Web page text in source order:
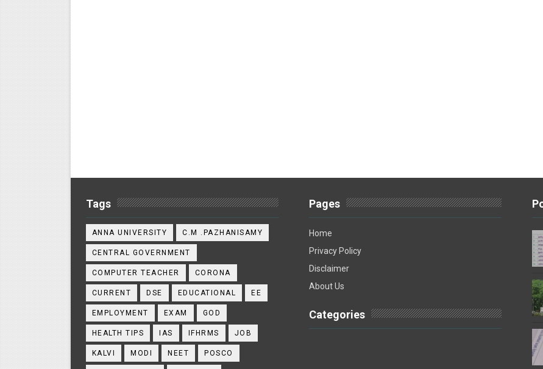
Tags
ANNA UNIVERSITY C.M .PAZHANISAMY
CENTRAL GOVERNMENT
COMPUTER TEACHER CORONA
CURRENT DSE EDUCATIONAL EE
EMPLOYMENT EXAM GOD
HEALTH TIPS IAS IFHRMS JOB
KALVI MODI NEET POSCO
Pages
Home
Privacy Policy
Disclaimer
About Us
Categories